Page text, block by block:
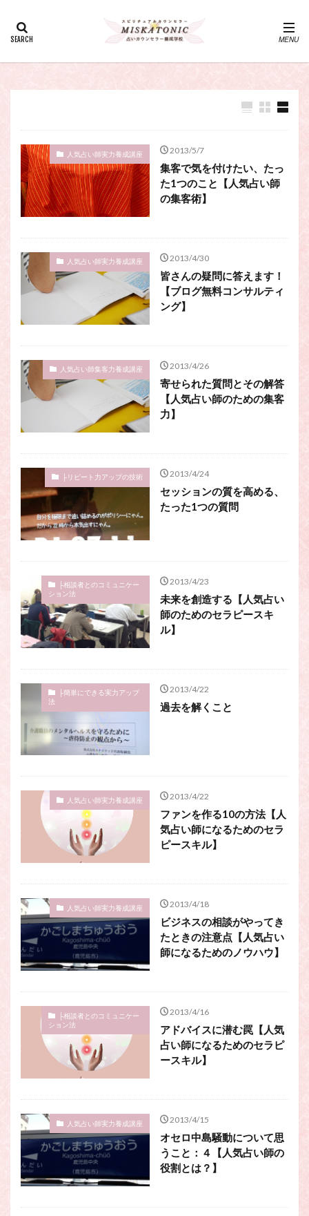
人気占い師実力養成講座 2013/5/7
集客で気を付けたい、たっ
た1つのこと【人気占い師
の集客術】
人気占い師実力養成講座 2013/4/30
皆さんの疑問に答えます！
【ブログ無料コンサルティ
ング】
人気占い師集客力養成講座 2013/4/26
寄せられた質問とその解答
【人気占い師のための集客
力】
├リピート力アップの技術 2013/4/24
セッションの質を高める、
たった1つの質問
├相談者とのコミュニケー
ション法
2013/4/23
未来を創造する【人気占い
師のためのセラピースキ
ル】
├簡単にできる実力アップ
法
2013/4/22
過去を解くこと
人気占い師実力養成講座 2013/4/22
ファンを作る10の方法【人
気占い師になるためのセラ
ピースキル】
人気占い師実力養成講座 2013/4/18
ビジネスの相談がやってき
たときの注意点【人気占い
師になるためのノウハウ】
├相談者とのコミュニケー
ション法
2013/4/16
アドバイスに潜む罠【人気
占い師になるためのセラピ
ースキル】
人気占い師実力養成講座 2013/4/15
オセロ中島騒動について思
うこと：４【人気占い師の
役割とは？】
・カウンセリング、スピリチュアル・セッション、スピリチュ
アル・セラピー、スピリチュアルカウンセラー、スピリチュア
ル講座、占いカウンセラー、占いカウンセリング、占いセラピ
ー、占い師、占い師になりたい、占い講座
神さま
占い講座 幸運
引き寄せ
引き寄せの法則
心理療法
波動の法則
神さまとのおしゃべり
占い師 開運
電話占い
電話占い師
電話占い師養成講座
占い師になりたい
占いセラピー
おまじない
スピリチュアル・セラピー
サイコセラピー
スピリチュアル
スピリチュアル・カウンセラー
スピリチュアル・カウンセラーになりたい
スピリチュアル、スピリチュアル・カウンセラー、スピリチュ
アル・カウンセラーになりたい、スピリチュアル・カウンセリ
ング、スピリチュアル・セッション、スピリチュアル・セラピ
ー、スピリチュアルカウンセラー、スピリチュアル講座、占い
カウンセラー、占いカウンセリング、占いセラピー、占い師、
占いカウンセリング
スピリチュアルカウンセラー
スピリチュアル講座
パワースポット
ヒプノセラピー
占いカウンセラー
願いごと